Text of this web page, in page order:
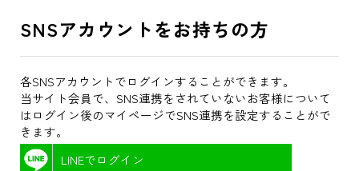
SNSアカウントをお持ちの方
各SNSアカウントでログインすることができます。
当サイト会員で、SNS連携をされていないお客様について
はログイン後のマイページでSNS連携を設定することがで
きます。
LINEでログイン